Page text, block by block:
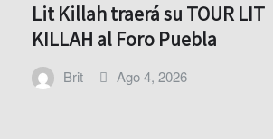
Lit Killah traerá su TOUR LIT
KILLAH al Foro Puebla
Brit Ago 4, 2026